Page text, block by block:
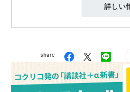
研）で日本児童文芸家協会賞受
賞。 ほかの著書に『八月の光 失われた声に耳をすま
せて』（小学館）、『海に向か
ワ）などがある。2016年『八月
詳しい
share